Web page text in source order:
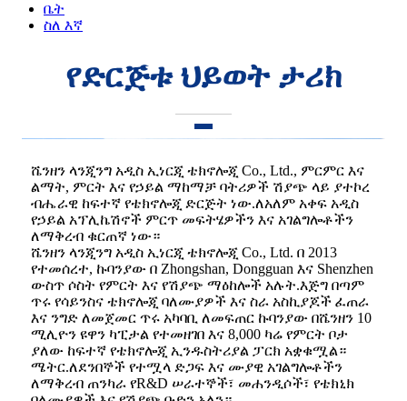
ቤት
ስለ እኛ
የድርጅቱ ህይወት ታሪክ
ሼንዘን ላንጂንግ አዲስ ኢነርጂ ቴክኖሎጂ Co., Ltd., ምርምር እና
ልማት, ምርት እና የኃይል ማከማቻ ባትሪዎች ሽያጭ ላይ ያተኮረ
ብሔራዊ ከፍተኛ የቴክኖሎጂ ድርጅት ነው.ለአለም አቀፍ አዲስ
የኃይል አፕሊኬሽኖች ምርጥ መፍትሄዎችን እና አገልግሎቶችን
ለማቅረብ ቁርጠኛ ነው።
ሼንዘን ላንጂንግ አዲስ ኢነርጂ ቴክኖሎጂ Co., Ltd. በ 2013
የተመሰረተ, ኩባንያው በ Zhongshan, Dongguan እና Shenzhen
ውስጥ ሶስት የምርት እና የሽያጭ ማዕከሎች አሉት.እጅግ በጣም
ጥሩ የሳይንስና ቴክኖሎጂ ባለሙያዎች እና ስራ አስኪያጆች ፈጠራ
እና ንግድ ለመጀመር ጥሩ አካባቢ ለመፍጠር ኩባንያው በሼንዘን 10
ሚሊዮን ዩዋን ካፒታል የተመዘገበ እና 8,000 ካሬ የምርት ቦታ
ያለው ከፍተኛ የቴክኖሎጂ ኢንዱስትሪያል ፓርክ አቋቁሟል።
ሜትር.ለደንበኞች የተሟላ ድጋፍ እና ሙያዊ አገልግሎቶችን
ለማቅረብ ጠንካራ የR&D ሠራተኞች፣ መሐንዲሶች፣ የቴክኒክ